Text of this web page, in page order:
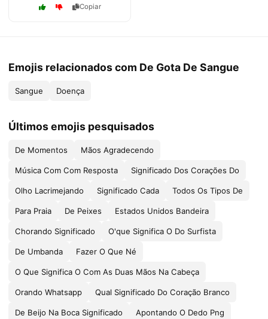
Copiar
Emojis relacionados com De Gota De Sangue
Sangue Doença
Últimos emojis pesquisados
De Momentos Mãos Agradecendo
Música Com Com Resposta Significado Dos Corações Do
Olho Lacrimejando Significado Cada Todos Os Tipos De
Para Praia De Peixes Estados Unidos Bandeira
Chorando Significado O'que Significa O Do Surfista
De Umbanda Fazer O Que Né
O Que Significa O Com As Duas Mãos Na Cabeça
Orando Whatsapp Qual Significado Do Coração Branco
De Beijo Na Boca Significado Apontando O Dedo Png